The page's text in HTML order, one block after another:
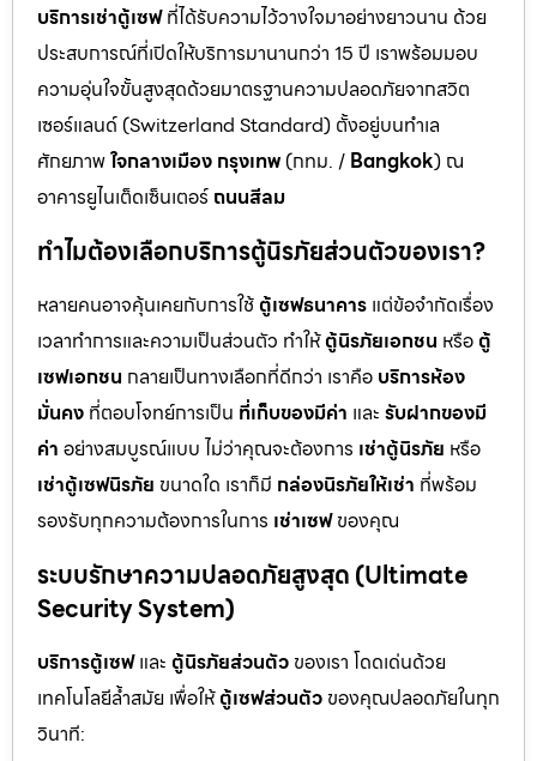
บริการเช่าตู้เซฟที่ได้รับความไว้วางใจมาอย่างยาวนาน ด้วย
ประสบการณ์ที่เปิดให้บริการมานานกว่า 15 ปี เราพร้อมมอบ
ความอุ่นใจขั้นสูงสุดด้วยมาตรฐานความปลอดภัยจากสวิต
เซอร์แลนด์ (Switzerland Standard) ตั้งอยู่บนทำเล
ศักยภาพใจกลางเมือง กรุงเทพ(กทม. / Bangkok) ณ
อาคารยูไนเต็ดเซ็นเตอร์ ถนนสีลม
ทำไมต้องเลือกบริการตู้นิรภัยส่วนตัวของเรา?
หลายคนอาจคุ้นเคยกับการใช้ ตู้เซฟธนาคาร แต่ข้อจำกัดเรื่อง
เวลาทำการและความเป็นส่วนตัว ทำให้ตู้นิรภัยเอกชน หรือ ตู้
เซฟเอกชน กลายเป็นทางเลือกที่ดีกว่า เราคือ บริการห้อง
มั่นคง ที่ตอบโจทย์การเป็น ที่เก็บของมีค่า และ รับฝากของมี
ค่า อย่างสมบูรณ์แบบ ไม่ว่าคุณจะต้องการ เช่าตู้นิรภัย หรือ
เช่าตู้เซฟนิรภัย ขนาดใด เราก็มี กล่องนิรภัยให้เช่า ที่พร้อม
รองรับทุกความต้องการในการ เช่าเซฟของคุณ
ระบบรักษาความปลอดภัยสูงสุด (Ultimate
Security System)
บริการตู้เซฟและ ตู้นิรภัยส่วนตัว ของเรา โดดเด่นด้วย
เทคโนโลยีล้ำสมัย เพื่อให้ตู้เซฟส่วนตัว ของคุณปลอดภัยในทุก
วินาที: